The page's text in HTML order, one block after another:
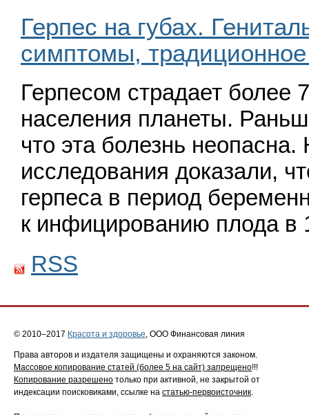
Герпес на губах.
симптомы,
Герпесом страдает более
населения планеты.
что эта болезнь
исследования доказали,
герпеса в период
к инфи­цированию плода в
RSS
© 2010–2017 Красота и здоровье , ООО Финансовая линия
Права авторов и издателя защищены и охраняются законом.
Массовое копирование статей (более 5 на сайт) запрещено!!!
Копирование разрешено только при активной, не закрытой от
индексации поисковиками, ссылке на статью-первоисточник